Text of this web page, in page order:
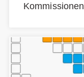
Kommissionen